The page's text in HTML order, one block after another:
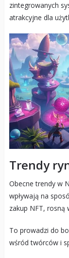
zintegrowanych
atrakcyjne dla
Trendy
Obecne trendy w
wpływają na
zakup NFT, rosną
To prowadzi do
wśród twórców i